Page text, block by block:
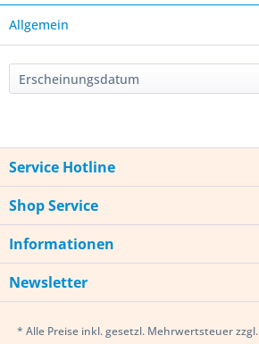
Allgemein
Service Hotline
Shop Service
Informationen
Newsletter
* Alle Preise inkl. gesetzl. Mehrwertsteuer zzgl.